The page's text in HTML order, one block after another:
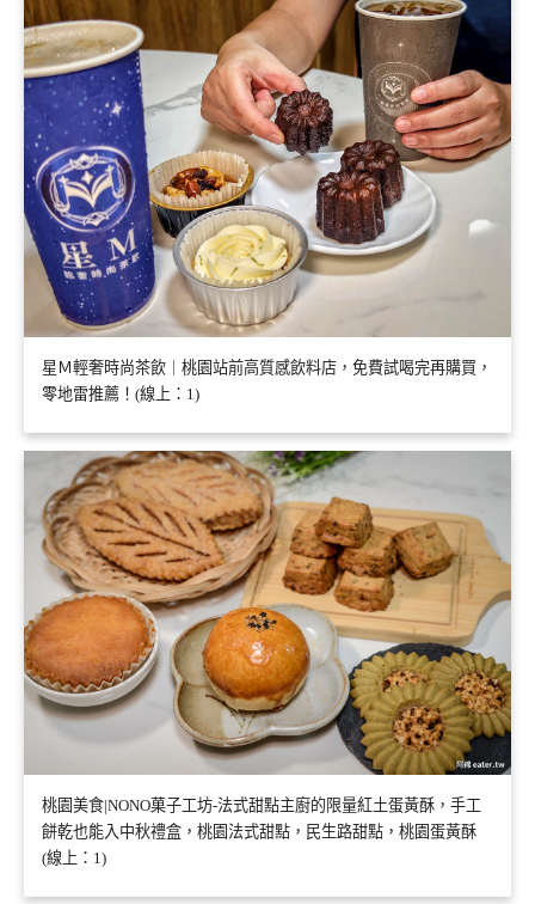
星Ｍ輕奢時尚茶飲｜桃園站前高質感飲料店，免費試喝完再購買，
零地雷推薦！(線上：1)
桃園美食|NONO菓子工坊-法式甜點主廚的限量紅土蛋黃酥，手工
餅乾也能入中秋禮盒，桃園法式甜點，民生路甜點，桃園蛋黃酥
(線上：1)